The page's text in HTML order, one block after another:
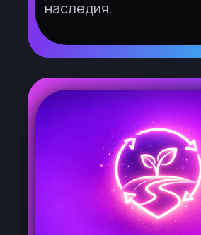
Заявочная кампания
года
— экспертный отбор
лучших работ. С 30 июля по 8 августа
Образовательный акселератор—
серия вебинаров, мастер-классов и
консультаций от экспертов РСТ,
преподавателей МГУ и тд. Работа